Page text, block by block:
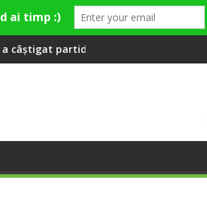
Botoșani Aeroportul Internațional